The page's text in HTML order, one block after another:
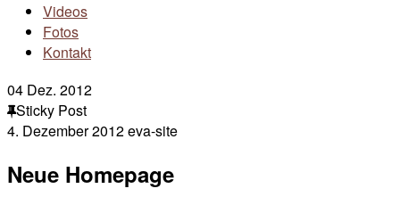
Videos
Fotos
Kontakt
04 Dez. 2012
Sticky Post
4. Dezember 2012eva-site
Neue Homepage